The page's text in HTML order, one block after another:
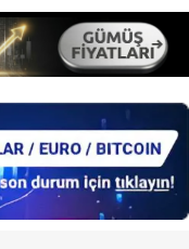
Kanunu uyarınca
ve sitemizde
çerezlerle ilgili bilgi